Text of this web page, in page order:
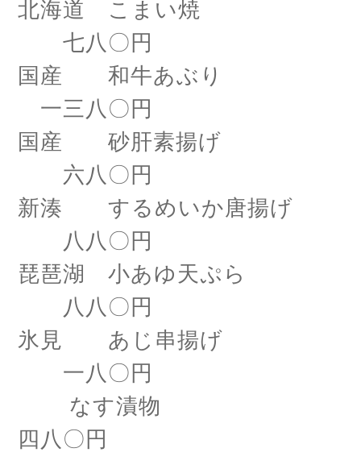
北海道 こまい焼
七八〇円
国産 和牛あぶり
一三八〇円
国産 砂肝素揚げ
六八〇円
新湊 するめいか唐揚げ
八八〇円
琵琶湖 小あゆ天ぷら
八八〇円
氷見 あじ串揚げ
一八〇円
なす漬物
四八〇円